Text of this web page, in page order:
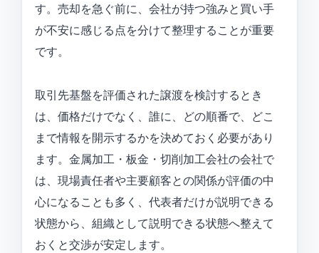
す。売却を急ぐ前に、会社が持つ強みと買い手
が不安に感じる点を分けて整理することが重要
です。
取引先基盤を評価された譲渡を検討するとき
は、価格だけでなく、誰に、どの順番で、どこ
まで情報を開示するかを決めておく必要があり
ます。金属加工・板金・切削加工会社の会社で
は、現場責任者や主要顧客との関係が評価の中
心になることも多く、代表者だけが説明できる
状態から、組織として説明できる状態へ整えて
おくと交渉が安定します。